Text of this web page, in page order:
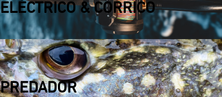
ELÉCTRICO & CORRICO
PREDADOR